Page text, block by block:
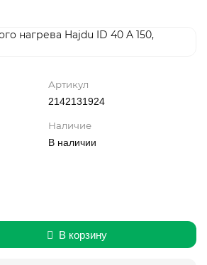
Артикул
2142131924
Наличие
В наличии
В корзину